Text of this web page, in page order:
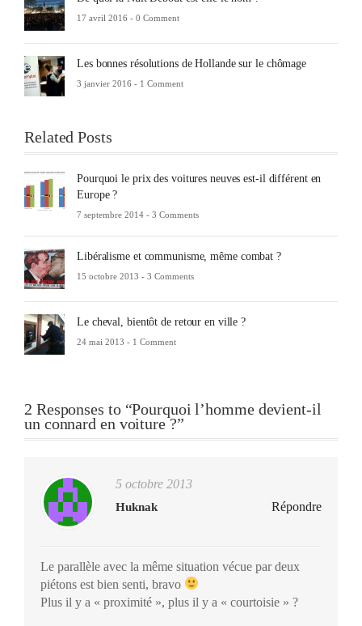
17 avril 2016 - 0 Comment
Les bonnes résolutions de Hollande sur le chômage
3 janvier 2016 - 1 Comment
Related Posts
Pourquoi le prix des voitures neuves est-il différent en
Europe ?
7 septembre 2014 - 3 Comments
Libéralisme et communisme, même combat ?
15 octobre 2013 - 3 Comments
Le cheval, bientôt de retour en ville ?
24 mai 2013 - 1 Comment
2 Responses to “Pourquoi l’homme devient-il
un connard en voiture ?”
5 octobre 2013
Huknak Répondre
Le parallèle avec la même situation vécue par deux
piétons est bien senti, bravo
Plus il y a « proximité », plus il y a « courtoisie » ?